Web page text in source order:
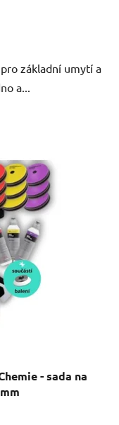
základní umytí a
a...
- sada na